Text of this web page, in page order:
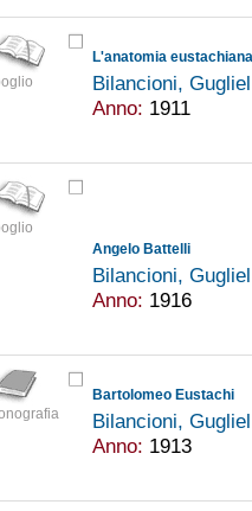
L'anatomia
Bilancioni,
Anno: 1911
Angelo Battelli
Bilancioni,
Anno: 1916
Bartolomeo Eustachi
Bilancioni,
Anno: 1913